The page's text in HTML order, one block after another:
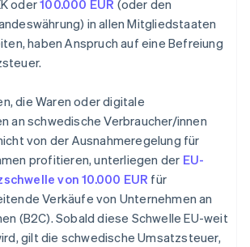
oder100.000 EUR (oder den
in allen Mitgliedstaaten
haben Anspruch auf eine Befreiung
die Waren oder digitale
an schwedische Verbraucher/innen
von der Ausnahmeregelung für
profitieren, unterliegen der EU-
von 10.000 EUR für
Verkäufe von Unternehmen an
(B2C). Sobald diese Schwelle EU-weit
gilt die schwedische Umsatzsteuer,